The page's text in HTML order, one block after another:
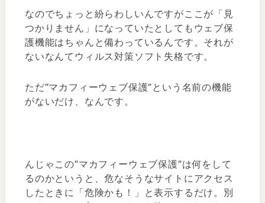
なのでちょっと紛らわしいんですがここが「見
つかりません」になっていたとしてもウェブ保
護機能はちゃんと備わっているんです。それが
ないなんてウィルス対策ソフト失格です。
ただ”マカフィーウェブ保護”という名前の機能
がないだけ、なんです。
んじゃこの”マカフィーウェブ保護”は何をして
るのかというと、危なそうなサイトにアクセス
したときに「危険かも！」と表示するだけ。別